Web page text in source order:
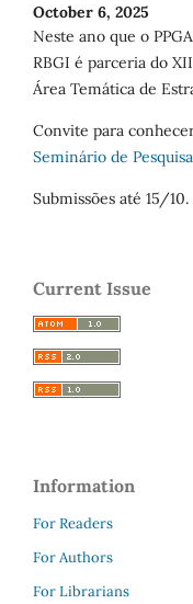
October 6, 2025
Neste ano que o
RBGI é parceria do
Área Temática de
Convite para
Seminário de
Submissões até 15/10.
Current Issue
Information
For Readers
For Authors
For Librarians